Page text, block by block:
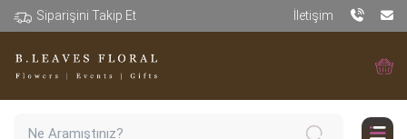
Siparişini Takip Et İletişim